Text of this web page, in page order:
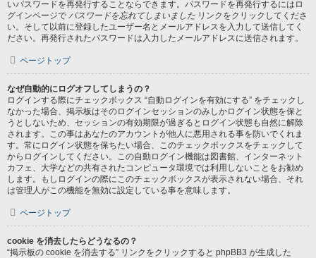
いパスワードを再発行することならできます。パスワードを再発行するにはロ
グインページで パスワードを忘れてしまいました リンクをクリックしてくださ
い。そして以前に登録したユーザー名とメールアドレスを入力して送信してく
ださい。再発行されたパスワードは入力したメールアドレスに送信されます。
ページトップ
なぜ自動的にログオフしてしまうの？
ログインする際にチェックボックス “自動ログインを有効にする” をチェックし
なかった場合、掲示板はそのログインセッションのみしかログイン状態を保と
うとしないため、セッションの有効期限が過ぎるとログイン状態も自然に解除
されます。この事はあなたのアカウントが他人に悪用される事を防いでくれま
す。常にログイン状態を保ちたい場合、このチェックボックスをチェックして
からログインしてください。この自動ログイン機能は図書館、インターネット
カフェ、大学などの共有されたコンピュータ環境では利用しないことをお勧め
します。もしログインの際にこのチェックボックスが表示されない場合、それ
は管理人がこの機能を無効に設定している事を意味します。
ページトップ
cookie を消去したらどうなるの？
“掲示板の cookie を消去する” リンクをクリックすると phpBB3 が生成した